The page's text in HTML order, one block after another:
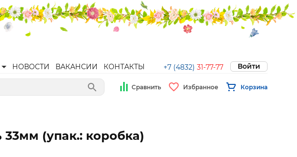
НОВОСТИ ВАКАНСИИ КОНТАКТЫ +7 (4832) 31-77-77 Войти
Сравнить Избранное Корзина
33мм (упак.: коробка)